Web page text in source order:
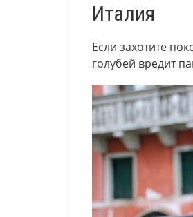
Италия
Если захотите
голубей вредит